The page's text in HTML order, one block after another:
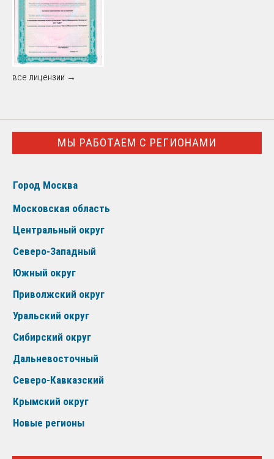
все лицензии →
МЫ РАБОТАЕМ С РЕГИОНАМИ
Город Москва
Московская область
Центральный округ
Северо-Западный
Южный округ
Приволжский округ
Уральский округ
Сибирский округ
Дальневосточный
Северо-Кавказский
Крымский округ
Новые регионы